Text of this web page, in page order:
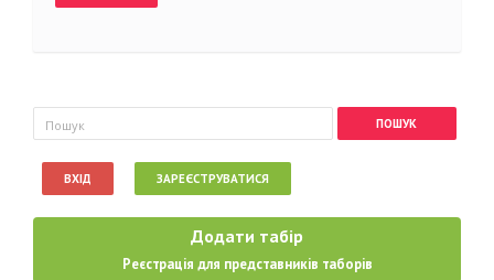
Пошукова форма
Пошук
ВХІД ЗАРЕЄСТРУВАТИСЯ
Додати табір
Реєстрація для представників таборів